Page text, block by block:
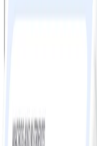
Ja, Du bör meddela att du
diabetesanpassade
kontakt inom sjukvården
eller för andra frågor kring